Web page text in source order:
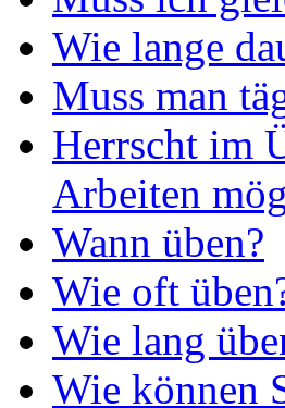
Wie lange
Muss man
Herrscht im
Arbeiten
Wann üben?
Wie oft
Wie lang
Wie können